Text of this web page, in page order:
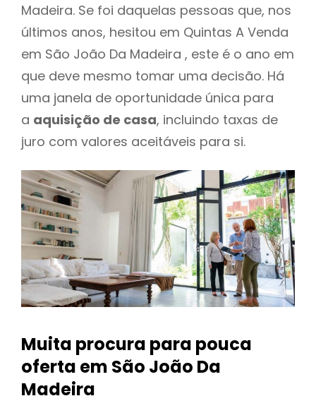
Madeira. Se foi daquelas pessoas que, nos
últimos anos, hesitou em Quintas A Venda
em São João Da Madeira , este é o ano em
que deve mesmo tomar uma decisão. Há
uma janela de oportunidade única para
a aquisição de casa, incluindo taxas de
juro com valores aceitáveis para si.
Muita procura para pouca
oferta em São João Da
Madeira